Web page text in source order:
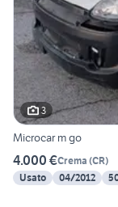
3
Microcar m go
4.000 €Crema (CR)
Usato
04/2012